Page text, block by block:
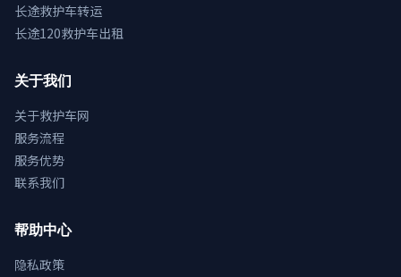
长途救护车转运
长途120救护车出租
关于我们
关于救护车网
服务流程
服务优势
联系我们
帮助中心
隐私政策